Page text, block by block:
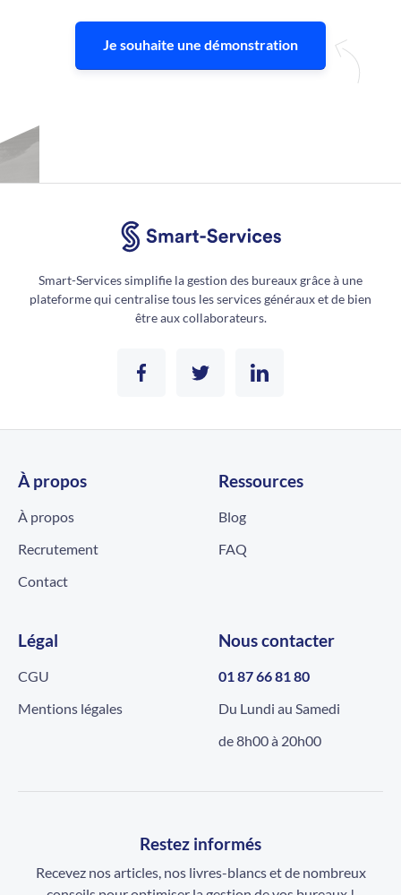
Je souhaite une démonstration
Smart-Services simplifie la gestion des bureaux grâce à une
plateforme qui centralise tous les services généraux et de bien
être aux collaborateurs.
À propos
À propos
Recrutement
Contact
Ressources
Blog
FAQ
Légal
CGU
Mentions légales
Nous contacter
01 87 66 81 80
Du Lundi au Samedi
de 8h00 à 20h00
Restez informés
Recevez nos articles, nos livres-blancs et de nombreux